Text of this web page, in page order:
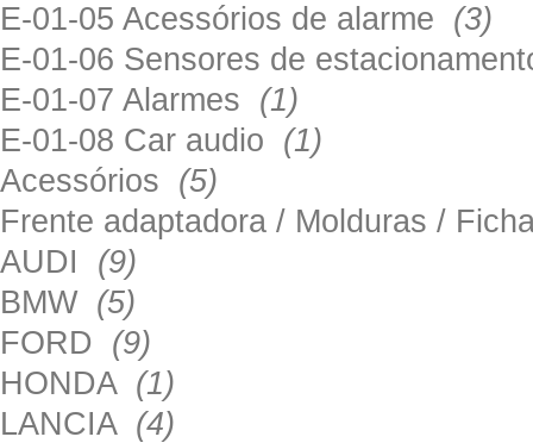
E-01-05 Acessórios de alarme (3)
E-01-06 Sensores de
E-01-07 Alarmes (1)
E-01-08 Car audio (1)
Acessórios (5)
Frente adaptadora / Molduras /
AUDI (9)
BMW (5)
FORD (9)
HONDA (1)
LANCIA (4)